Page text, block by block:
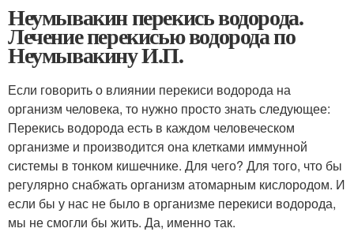
Неумывакин перекись водорода.
Лечение перекисью водорода по
Неумывакину И.П.
Если говорить о влиянии перекиси водорода на
организм человека, то нужно просто знать следующее:
Перекись водорода есть в каждом человеческом
организме и производится она клетками иммунной
системы в тонком кишечнике. Для чего? Для того, что бы
регулярно снабжать организм атомарным кислородом. И
если бы у нас не было в организме перекиси водорода,
мы не смогли бы жить. Да, именно так.